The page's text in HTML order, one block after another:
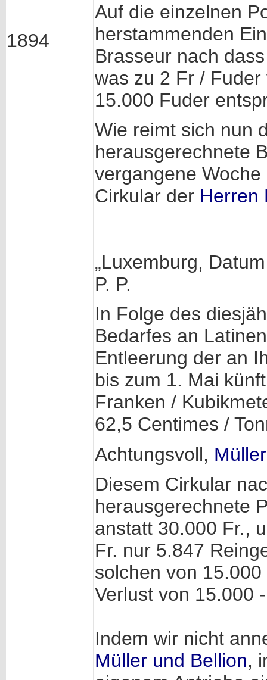
1894
Auf die einzelnen
herstammenden
Brasseur nach
was zu 2 Fr /
15.000 Fuder
Wie reimt sich nun
herausgerechnete
vergangene
Cirkular der Herren
„Luxemburg,
P. P.
In Folge des
Bedarfes an
Entleerung der an
bis zum 1. Mai
Franken /
62,5 Centimes /
Achtungsvoll,
Diesem Cirkular
herausgerechnete
anstatt 30.000 Fr.,
Fr. nur 5.847
solchen von
Verlust von 15.000
Indem wir nicht
Müller und Bellion,